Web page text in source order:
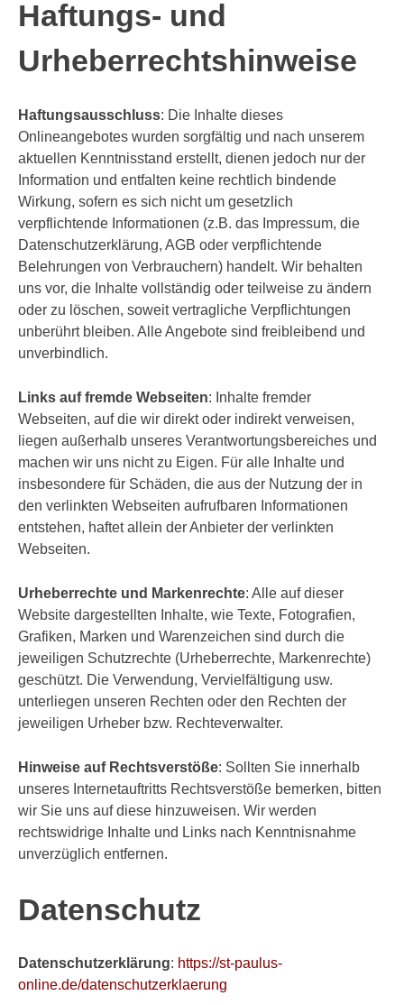
Haftungs- und
Urheberrechtshinweise
Haftungsausschluss: Die Inhalte dieses
Onlineangebotes wurden sorgfältig und nach unserem
aktuellen Kenntnisstand erstellt, dienen jedoch nur der
Information und entfalten keine rechtlich bindende
Wirkung, sofern es sich nicht um gesetzlich
verpflichtende Informationen (z.B. das Impressum, die
Datenschutzerklärung, AGB oder verpflichtende
Belehrungen von Verbrauchern) handelt. Wir behalten
uns vor, die Inhalte vollständig oder teilweise zu ändern
oder zu löschen, soweit vertragliche Verpflichtungen
unberührt bleiben. Alle Angebote sind freibleibend und
unverbindlich.
Links auf fremde Webseiten: Inhalte fremder
Webseiten, auf die wir direkt oder indirekt verweisen,
liegen außerhalb unseres Verantwortungsbereiches und
machen wir uns nicht zu Eigen. Für alle Inhalte und
insbesondere für Schäden, die aus der Nutzung der in
den verlinkten Webseiten aufrufbaren Informationen
entstehen, haftet allein der Anbieter der verlinkten
Webseiten.
Urheberrechte und Markenrechte: Alle auf dieser
Website dargestellten Inhalte, wie Texte, Fotografien,
Grafiken, Marken und Warenzeichen sind durch die
jeweiligen Schutzrechte (Urheberrechte, Markenrechte)
geschützt. Die Verwendung, Vervielfältigung usw.
unterliegen unseren Rechten oder den Rechten der
jeweiligen Urheber bzw. Rechteverwalter.
Hinweise auf Rechtsverstöße: Sollten Sie innerhalb
unseres Internetauftritts Rechtsverstöße bemerken, bitten
wir Sie uns auf diese hinzuweisen. Wir werden
rechtswidrige Inhalte und Links nach Kenntnisnahme
unverzüglich entfernen.
Datenschutz
Datenschutzerklärung: https://st-paulus-
online.de/datenschutzerklaerung